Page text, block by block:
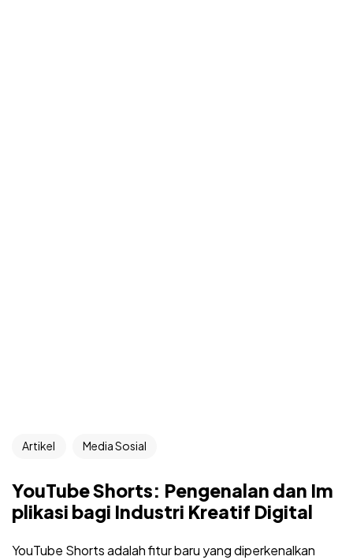
Artikel Media Sosial
YouTube Shorts: Pengenalan dan Im
plikasi bagi Industri Kreatif Digital
YouTube Shorts adalah fitur baru yang diperkenalkan